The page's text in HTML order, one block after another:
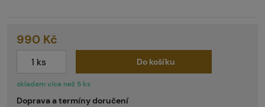
skladem více než 5 ks
990 Kč
Do košíku
Doprava a termíny doručení